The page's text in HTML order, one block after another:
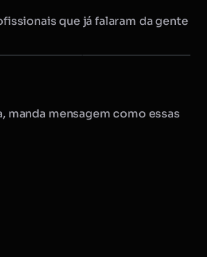
que já falaram da gente
Eduardo Nóbrega
manda mensagem como essas